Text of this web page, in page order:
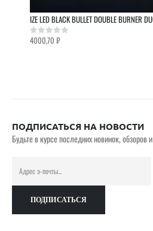
IZE LED BLACK BULLET DOUBLE BURNER
0out of 5
4000,70 ₽
ПОДПИСАТЬСЯ НА НОВОСТИ
Будьте в курсе последних новинок,